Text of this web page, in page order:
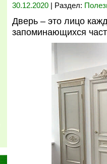
30.12.2020 | Раздел:
Дверь – это лицо
запоминающихся